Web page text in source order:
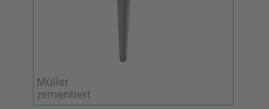
Müller
zementiert